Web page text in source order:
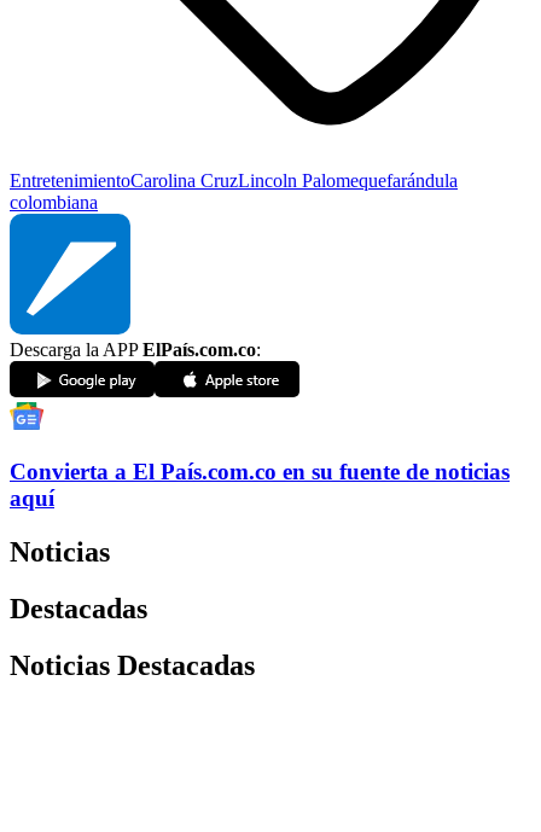
EntretenimientoCarolina CruzLincoln Palomequefarándula
colombiana
Descarga la APPElPaís.com.co:
Convierta a El País.com.co en su fuente de noticias
aquí
Noticias
Destacadas
Noticias Destacadas